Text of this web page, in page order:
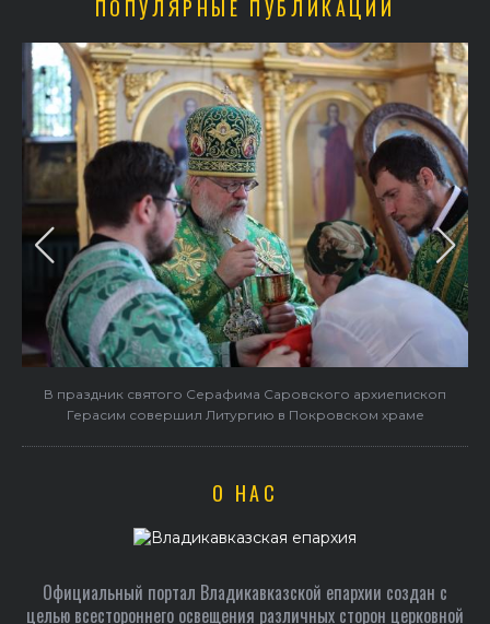
ПОПУЛЯРНЫЕ ПУБЛИКАЦИИ
В праздник святого Серафима Саровского архиепископ
Герасим совершил Литургию в Покровском храме
О НАС
Официальный портал Владикавказской епархии создан c
целью всестороннего освещения различных сторон церковной